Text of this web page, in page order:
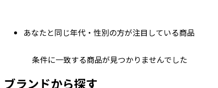
あなたと同じ年代・性別の方が注目している商品
条件に一致する商品が見つかりませんでした
ブランドから探す